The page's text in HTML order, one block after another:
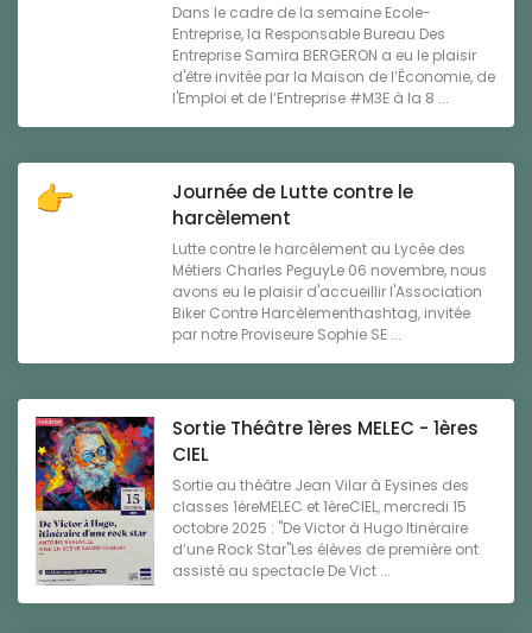
Dans le cadre de la semaine Ecole-
Entreprise, la Responsable Bureau Des
Entreprise Samira BERGERON a eu le plaisir
d'être invitée par la Maison de l’Économie, de
l'Emploi et de l’Entreprise #M3E à la 8 ...
Journée de Lutte contre le
harcèlement
Lutte contre le harcèlement au Lycée des
Métiers Charles PeguyLe 06 novembre, nous
avons eu le plaisir d'accueillir l'Association
Biker Contre Harcèlementhashtag, invitée
par notre Proviseure Sophie SE ...
Sortie Théâtre 1ères MELEC - 1ères
CIEL
Sortie au théâtre Jean Vilar à Eysines des
classes 1èreMELEC et 1èreCIEL, mercredi 15
octobre 2025 : "De Victor à Hugo Itinéraire
d’une Rock Star"Les élèves de première ont
assisté au spectacle De Vict ...